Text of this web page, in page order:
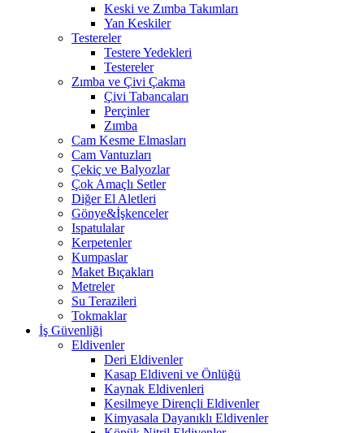
Keski ve Zımba Takımları
Yan Keskiler
Testereler
Testere Yedekleri
Testereler
Zımba ve Çivi Çakma
Çivi Tabancaları
Perçinler
Zımba
Cam Kesme Elmasları
Cam Vantuzları
Çekiç ve Balyozlar
Çok Amaçlı Setler
Diğer El Aletleri
Gönye&İşkenceler
Ispatulalar
Kerpetenler
Kumpaslar
Maket Bıçakları
Metreler
Su Terazileri
Tokmaklar
İş Güvenliği
Eldivenler
Deri Eldivenler
Kasap Eldiveni ve Önlüğü
Kaynak Eldivenleri
Kesilmeye Dirençli Eldivenler
Kimyasala Dayanıklı Eldivenler